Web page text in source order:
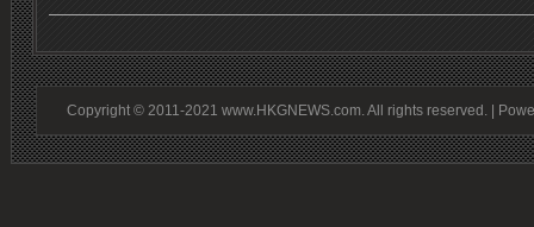
Copyright © 2011-2021 www.HKGNEWS.com. All rights reserved. |